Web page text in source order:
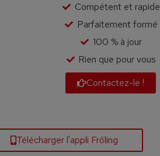
Compétent et rapide
Parfaitement formé
100 % à jour
Rien que pour vous
Contactez-le !
Télécharger l'appli Fröling